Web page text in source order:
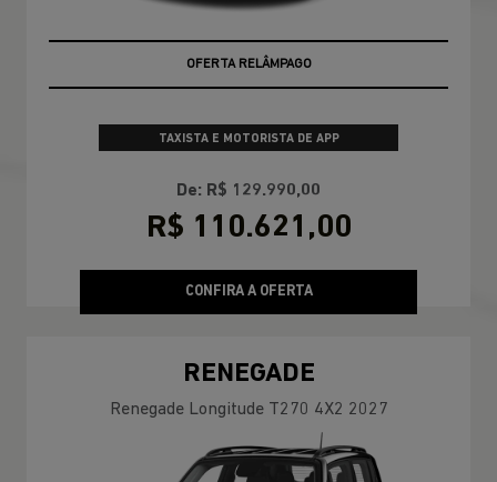
OPORTUNIDADE
TAXISTA E MOTORISTA DE APP
De: R$ 129.990,00
R$ 110.621,00
CONFIRA A OFERTA
RENEGADE
Renegade Longitude T270 4X2 2027